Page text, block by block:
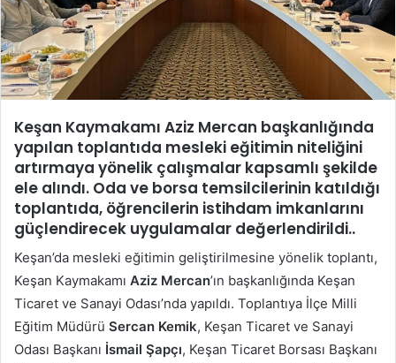
Keşan Kaymakamı Aziz Mercan başkanlığında
yapılan toplantıda mesleki eğitimin niteliğini
artırmaya yönelik çalışmalar kapsamlı şekilde
ele alındı. Oda ve borsa temsilcilerinin katıldığı
toplantıda, öğrencilerin istihdam imkanlarını
güçlendirecek uygulamalar değerlendirildi..
Keşan’da mesleki eğitimin geliştirilmesine yönelik toplantı,
Keşan Kaymakamı Aziz Mercan’ın başkanlığında Keşan
Ticaret ve Sanayi Odası’nda yapıldı. Toplantıya İlçe Milli
Eğitim Müdürü Sercan Kemik, Keşan Ticaret ve Sanayi
Odası Başkanı İsmail Şapçı, Keşan Ticaret Borsası Başkanı